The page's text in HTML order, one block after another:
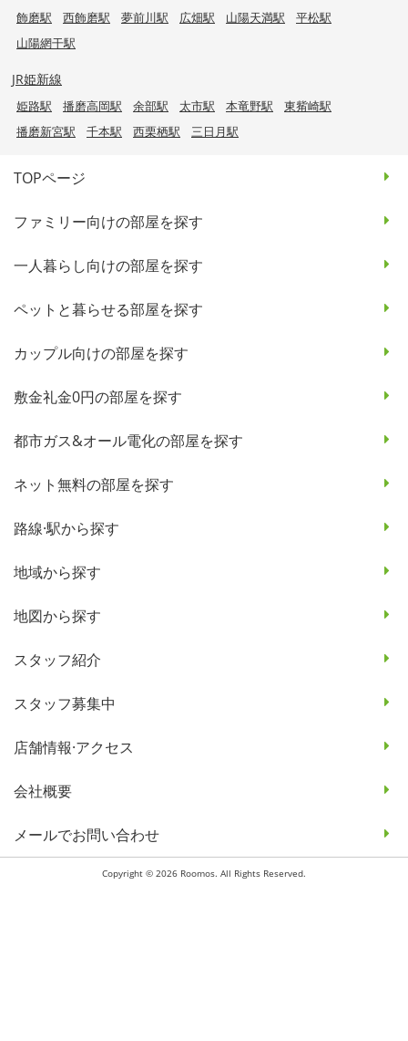
飾磨駅 西飾磨駅 夢前川駅 広畑駅 山陽天満駅
平松駅
山陽網干駅
JR姫新線
姫路駅 播磨高岡駅 余部駅 太市駅 本竜野駅
東觜崎駅
播磨新宮駅
千本駅 西栗栖駅 三日月駅
TOPページ
ファミリー向けの部屋を探す
一人暮らし向けの部屋を探す
ペットと暮らせる部屋を探す
カップル向けの部屋を探す
敷金礼金0円の部屋を探す
都市ガス&オール電化の部屋を探す
ネット無料の部屋を探す
路線·駅から探す
地域から探す
地図から探す
スタッフ紹介
スタッフ募集中
店舗情報·アクセス
会社概要
メールでお問い合わせ
Copyright © 2026 Roomos. All Rights Reserved.